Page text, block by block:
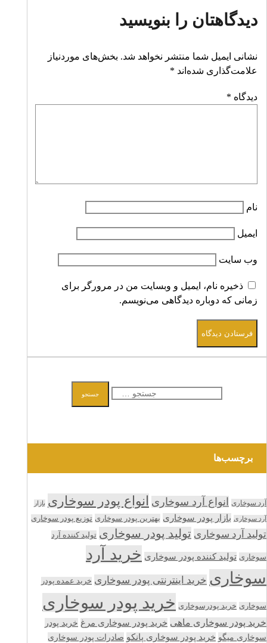
دیدگاهتان را بنویسید
نشانی ایمیل شما منتشر نخواهد شد. بخش‌های موردنیاز
علامت‌گذاری شده‌اند *
دیدگاه *
نام
ایمیل
وب‌ سایت
ذخیره نام، ایمیل و وبسایت من در مرورگر برای
زمانی که دوباره دیدگاهی می‌نویسم.
فرستادن دیدگاه
جستجو
برای:
جستجو
برچسب‌ها
آرد سوخاری انواع آرد سوخاری انواع پودر سوخاری بازار
آرد سوخاری بازار پودر سوخاری بهترین پودر سوخاری توزیع پودر سوخاری
تولید آرد سوخاری تولید پودر سوخاری تولید کننده آرد
سوخاری تولید کننده پودر سوخاری خرید آرد
سوخاری خرید اینترنتی پودر سوخاری خرید عمده پودر
سوخاری خرید پودرسوخاری خرید پودر سوخاری
خرید پودر سوخاری ماهی خرید پودر سوخاری مرغ خرید پودر
سوخاری میگو خرید پودر سوخاری پانکو صادرات پودر سوخاری